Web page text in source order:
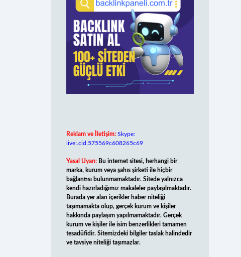
Reklam ve İletişim: Skype:
live:.cid.575569c608265c69
Yasal Uyarı: Bu internet sitesi, herhangi bir
marka, kurum veya şahıs şirketi ile hiçbir
bağlantısı bulunmamaktadır. Sitede yalnızca
kendi hazırladığımız makaleler paylaşılmaktadır.
Burada yer alan içerikler haber niteliği
taşımamakta olup, gerçek kurum ve kişiler
hakkında paylaşım yapılmamaktadır. Gerçek
kurum ve kişiler ile isim benzerlikleri tamamen
tesadüfidir. Sitemizdeki bilgiler taslak halindedir
ve tavsiye niteliği taşımazlar.